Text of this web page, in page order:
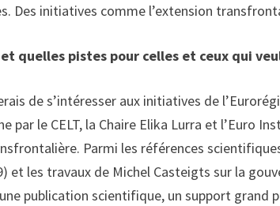
Des initiatives comme l’extension
quelles pistes pour celles et ceux qui
de s’intéresser aux initiatives de
par le CELT, la Chaire Elika Lurra et l’Euro
Parmi les références
et les travaux de Michel Casteigts sur la
publication scientifique, un support grand